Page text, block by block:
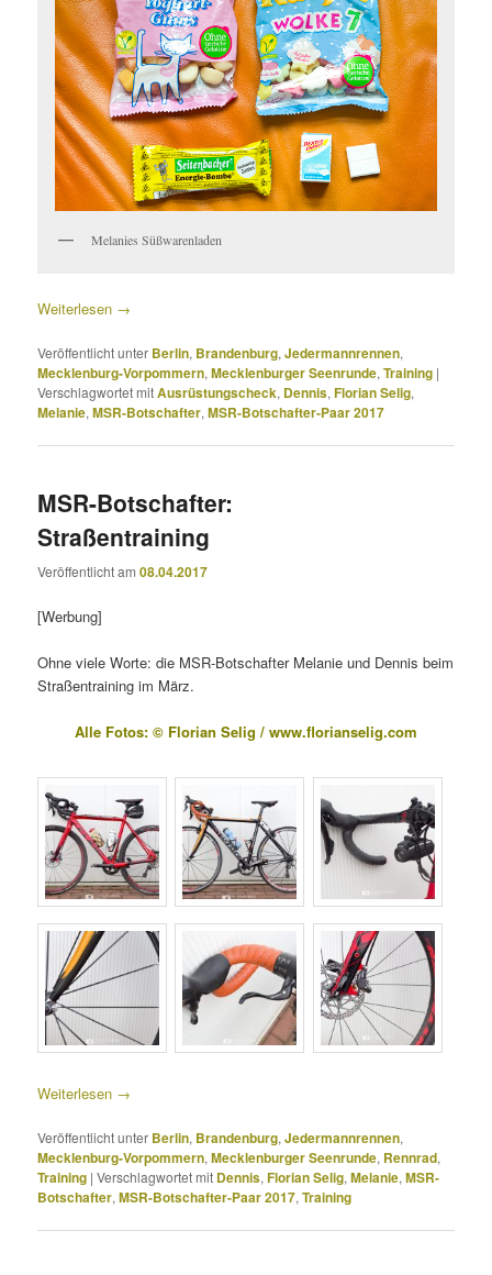
Melanies Süßwarenladen
Weiterlesen →
Veröffentlicht unter Berlin, Brandenburg,Jedermannrennen,
Mecklenburg-Vorpommern,Mecklenburger Seenrunde,Training |
Verschlagwortet mitAusrüstungscheck, Dennis,Florian Selig,
Melanie,MSR-Botschafter,MSR-Botschafter-Paar 2017
MSR-Botschafter:
Straßentraining
Veröffentlicht am08.04.2017
[Werbung]
Ohne viele Worte: die MSR-Botschafter Melanie und Dennis beim
Straßentraining im März.
Alle Fotos: © Florian Selig / www.florianselig.com
Weiterlesen →
Veröffentlicht unter Berlin, Brandenburg,Jedermannrennen,
Mecklenburg-Vorpommern,Mecklenburger Seenrunde, Rennrad,
Training |Verschlagwortet mit Dennis,Florian Selig,Melanie,MSR-
Botschafter,MSR-Botschafter-Paar 2017,Training